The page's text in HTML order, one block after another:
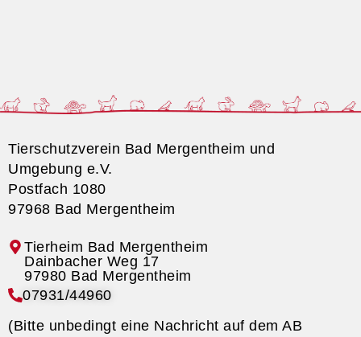
Tierschutzverein Bad Mergentheim und
Umgebung e.V.
Postfach 1080
97968 Bad Mergentheim
Tierheim Bad Mergentheim
07931/44960
(Bitte unbedingt eine Nachricht auf dem AB